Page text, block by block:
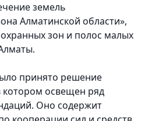
земель
Алматинской области»,
зон и полос малых
принято решение
котором освещен ряд
Оно содержит